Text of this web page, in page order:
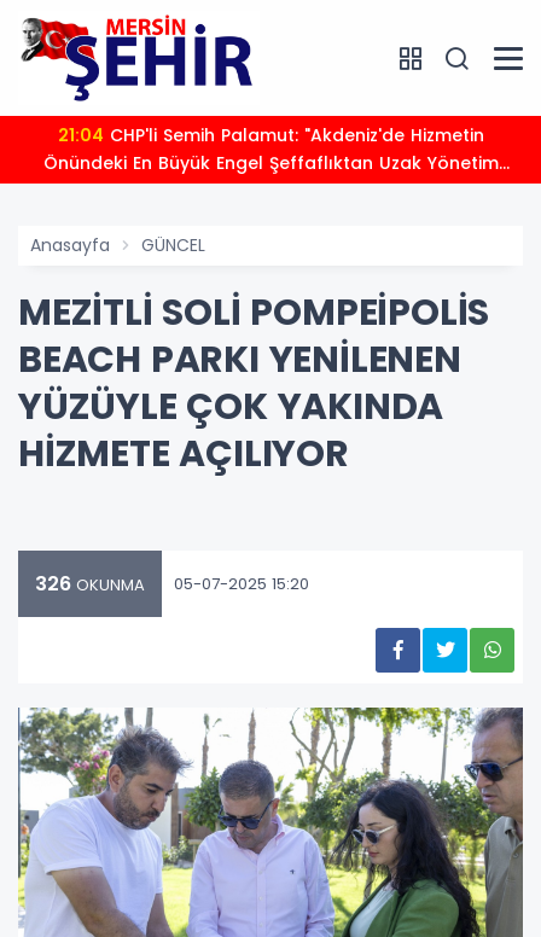
21:04
Önündeki En Büyük Engel Şeffaflıktan Uzak Yönetim
Anlayışıdır"
Anasayfa GÜNCEL
MEZİTLİ SOLİ POMPEİPOLİS
BEACH PARKI YENİLENEN
YÜZÜYLE ÇOK YAKINDA
HİZMETE AÇILIYOR
326 OKUNMA 05-07-2025 15:20